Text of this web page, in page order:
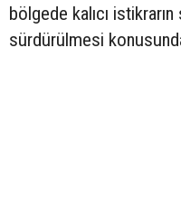
bölgede kalıcı istikrarın
sürdürülmesi